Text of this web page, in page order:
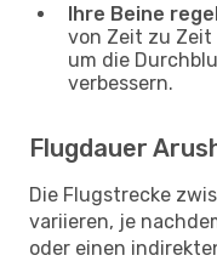
Ihre Beine
von Zeit zu Zeit
um die
verbessern.
Flugdauer
Die Flugstrecke
variieren, je
oder einen